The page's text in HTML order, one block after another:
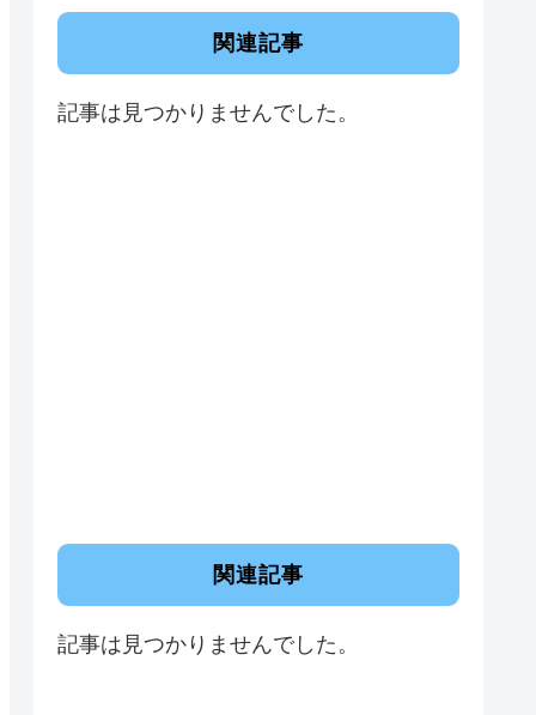
関連記事
記事は見つかりませんでした。
関連記事
記事は見つかりませんでした。